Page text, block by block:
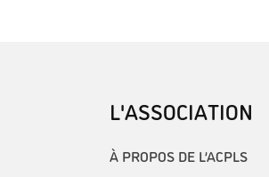
L'ASSOCIATION
À PROPOS DE L’ACPLS